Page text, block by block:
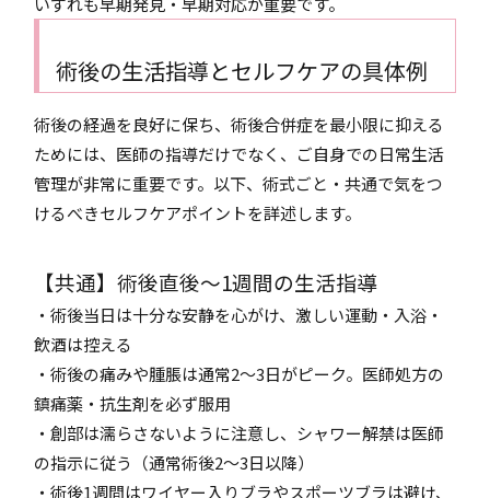
術後の生活指導とセルフケアの具体例
術後の経過を良好に保ち、術後合併症を最小限に抑える
ためには、医師の指導だけでなく、ご自身での日常生活
管理が非常に重要です。以下、術式ごと・共通で気をつ
けるべきセルフケアポイントを詳述します。
【共通】術後直後〜1週間の生活指導
・術後当日は十分な安静を心がけ、激しい運動・入浴・
飲酒は控える
・術後の痛みや腫脹は通常2〜3日がピーク。医師処方の
鎮痛薬・抗生剤を必ず服用
・創部は濡らさないように注意し、シャワー解禁は医師
の指示に従う（通常術後2〜3日以降）
・術後1週間はワイヤー入りブラやスポーツブラは避け、